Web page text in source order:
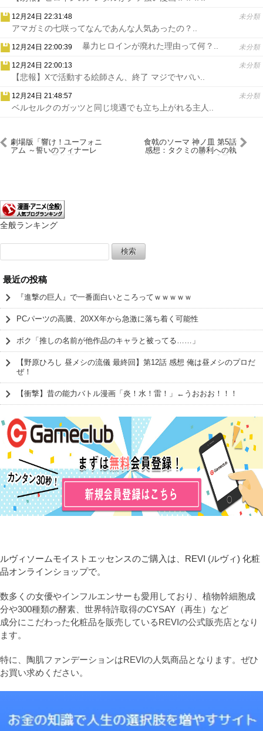
12月24日 22:31:48 未分類
アマガミの七咲ってなんであんな人気あったの？..
12月24日 22:00:39 未分類
暴力ヒロインが廃れた理由って何？..
12月24日 22:00:13 未分類
【悲報】Xで活動する絵師さん、終了 マジでヤバい..
12月24日 21:48:57 未分類
ベルセルクのガッツと同じ境遇でも立ち上がれる主人..
劇場版「響け！ユーフォニ
アム ～誓いのフィナーレ
食戟のソーマ 神ノ皿 第5話
感想：タクミの勝利への執
全般ランキング
索:
最近の投稿
『進撃の巨人』で一番面白いところってｗｗｗｗｗ
PCパーツの高騰、20XX年から急激に落ち着く可能性
ボク「推しの名前が他作品のキャラと被ってる……」
【野原ひろし 昼メシの流儀 最終回】第12話 感想 俺は昼メシのプロだ
ぜ！
【衝撃】昔の能力バトル漫画「炎！水！雷！」←うおおお！！！
ルヴィソームモイストエッセンスのご購入は、REVI (ルヴィ) 化粧
品オンラインショップで。
数多くの女優やインフルエンサーも愛用しており、植物幹細胞成
分や300種類の酵素、世界特許取得のCYSAY（再生）など
成分にこだわった化粧品を販売しているREVIの公式販売店となり
ます。
特に、陶肌ファンデーションはREVIの人気商品となります。ぜひ
お買い求めください。